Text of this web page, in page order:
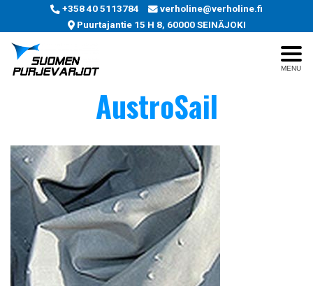
+358 40 5113784
verholine@verholine.fi
Puurtajantie 15 H 8, 60000 SEINÄJOKI
MENU
AustroSail